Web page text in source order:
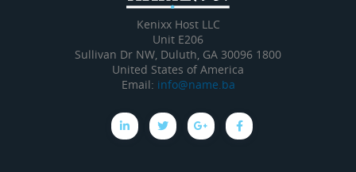
Kenixx Host LLC
Unit E206
1800 Sullivan Dr NW, Duluth, GA 30096
United States of America
Email: info@name.ba